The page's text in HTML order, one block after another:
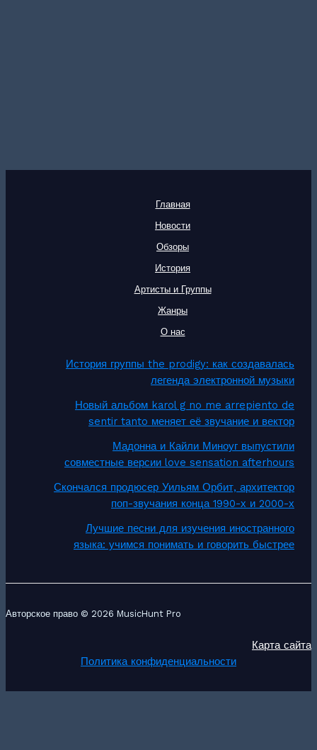
Главная
Новости
Обзоры
История
Артисты и Группы
Жанры
О нас
История группы the prodigy: как создавалась
легенда электронной музыки
Новый альбом karol g no me arrepiento de
sentir tanto меняет её звучание и вектор
Мадонна и Кайли Миноуг выпустили
совместные версии love sensation afterhours
Скончался продюсер Уильям Орбит, архитектор
поп-звучания конца 1990-х и 2000-х
Лучшие песни для изучения иностранного
языка: учимся понимать и говорить быстрее
Авторское право © 2026 MusicHunt Pro
Карта сайта
Политика конфиденциальности